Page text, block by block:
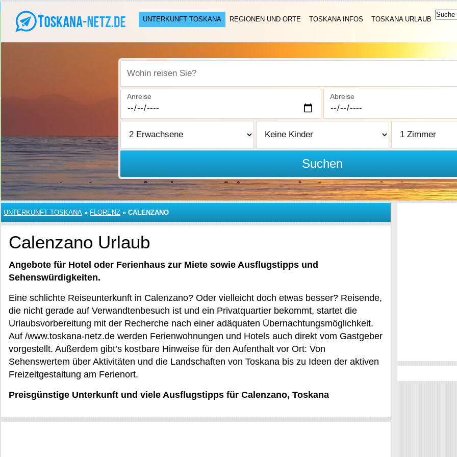
UNTERKUNFT TOSKANA REGIONEN UND ORTE TOSKANA INFOS TOSKANA URLAUB
Wohin reisen Sie?
Anreise Abreise
Suchen
UNTERKUNFT TOSKANA » FLORENZ » CALENZANO
Calenzano Urlaub
Angebote für Hotel oder Ferienhaus zur Miete sowie Ausflugstipps und
Sehenswürdigkeiten.
Eine schlichte Reiseunterkunft in Calenzano? Oder vielleicht doch etwas besser? Reisende,
die nicht gerade auf Verwandtenbesuch ist und ein Privatquartier bekommt, startet die
Urlaubsvorbereitung mit der Recherche nach einer adäquaten Übernachtungsmöglichkeit.
Auf /www.toskana-netz.de werden Ferienwohnungen und Hotels auch direkt vom Gastgeber
vorgestellt. Außerdem gibt’s kostbare Hinweise für den Aufenthalt vor Ort: Von
Sehenswertem über Aktivitäten und die Landschaften von Toskana bis zu Ideen der aktiven
Freizeitgestaltung am Ferienort.
Preisgünstige Unterkunft und viele Ausflugstipps für Calenzano, Toskana